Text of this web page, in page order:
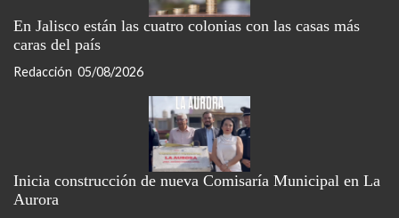
En Jalisco están las cuatro colonias con las casas más
caras del país
Redacción 05/08/2026
Inicia construcción de nueva Comisaría Municipal en La
Aurora